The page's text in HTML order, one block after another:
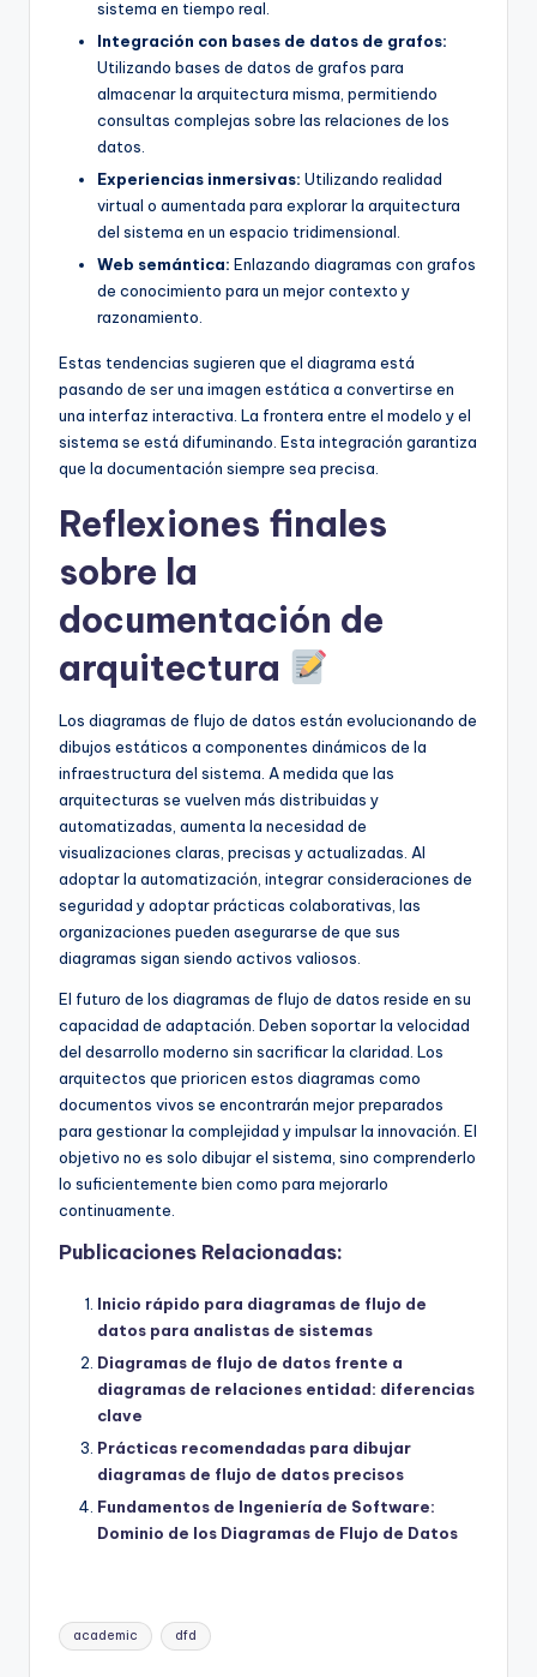
sistema en tiempo real.
Integración con bases de datos de grafos:
Utilizando bases de datos de grafos para
almacenar la arquitectura misma, permitiendo
consultas complejas sobre las relaciones de los
datos.
Experiencias inmersivas: Utilizando realidad
virtual o aumentada para explorar la arquitectura
del sistema en un espacio tridimensional.
Web semántica: Enlazando diagramas con grafos
de conocimiento para un mejor contexto y
razonamiento.
Estas tendencias sugieren que el diagrama está
pasando de ser una imagen estática a convertirse en
una interfaz interactiva. La frontera entre el modelo y el
sistema se está difuminando. Esta integración garantiza
que la documentación siempre sea precisa.
Reflexiones finales
sobre la
documentación de
arquitectura
Los diagramas de flujo de datos están evolucionando de
dibujos estáticos a componentes dinámicos de la
infraestructura del sistema. A medida que las
arquitecturas se vuelven más distribuidas y
automatizadas, aumenta la necesidad de
visualizaciones claras, precisas y actualizadas. Al
adoptar la automatización, integrar consideraciones de
seguridad y adoptar prácticas colaborativas, las
organizaciones pueden asegurarse de que sus
diagramas sigan siendo activos valiosos.
El futuro de los diagramas de flujo de datos reside en su
capacidad de adaptación. Deben soportar la velocidad
del desarrollo moderno sin sacrificar la claridad. Los
arquitectos que prioricen estos diagramas como
documentos vivos se encontrarán mejor preparados
para gestionar la complejidad y impulsar la innovación. El
objetivo no es solo dibujar el sistema, sino comprenderlo
lo suficientemente bien como para mejorarlo
continuamente.
Publicaciones Relacionadas:
Inicio rápido para diagramas de flujo de
datos para analistas de sistemas
Diagramas de flujo de datos frente a
diagramas de relaciones entidad: diferencias
clave
Prácticas recomendadas para dibujar
diagramas de flujo de datos precisos
Fundamentos de Ingeniería de Software:
Dominio de los Diagramas de Flujo de Datos
Etiquetas:
academic dfd